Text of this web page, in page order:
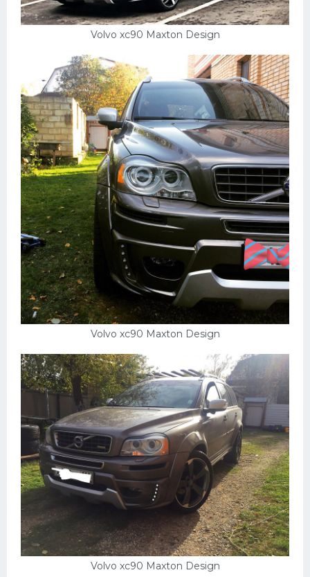
Volvo xc90 Maxton Design
Volvo xc90 Maxton Design
Volvo xc90 Maxton Design
Порше
Комплектующие
Тойота
Лодки
Шкода
Вертолеты
Мазда
Самокаты
Велосипеды
Рено
Прогулочные суда
Лимузины
Камаз
Автобусы
Хонда
Грузовики
Шевроле
Кадиллак
Автокемпер